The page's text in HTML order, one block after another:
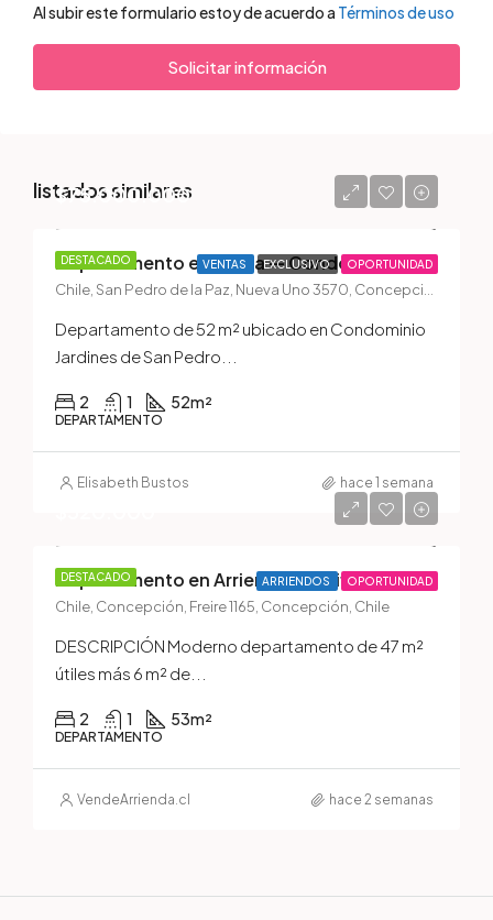
Al subir este formulario estoy de acuerdo a Términos de uso
Solicitar información
listados similares
DESTACADO VENTAS EXCLUSIVO OPORTUNIDAD
$75.000.000
Departamento en Venta — Condominio Jardines de San Pedro II, San Pedro de la Paz
Chile, San Pedro de la Paz, Nueva Uno 3570, Concepción, San Pedro de la Paz, Chile
Departamento de 52 m² ubicado en Condominio
Jardines de San Pedro...
2 1 52m²
DEPARTAMENTO
Elisabeth Bustos hace 1 semana
DESTACADO ARRIENDOS OPORTUNIDADDepartamento en Arriendo — Edificio New Center, Pleno Centro de Concepción
Chile, Concepción, Freire 1165, Concepción, Chile
DESCRIPCIÓN Moderno departamento de 47 m²
útiles más 6 m² de...
2 1 53m²
DEPARTAMENTO
VendeArrienda.cl hace 2 semanas